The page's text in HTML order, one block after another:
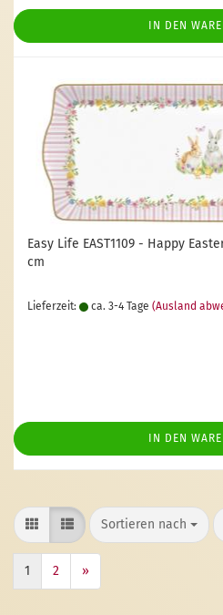
IN DEN
Easy Life EAST1109 - Happy
cm
Lieferzeit: ca. 3-4 Tage (Ausland
IN DEN
Sortieren nach
Sortieren nach
1 2 »